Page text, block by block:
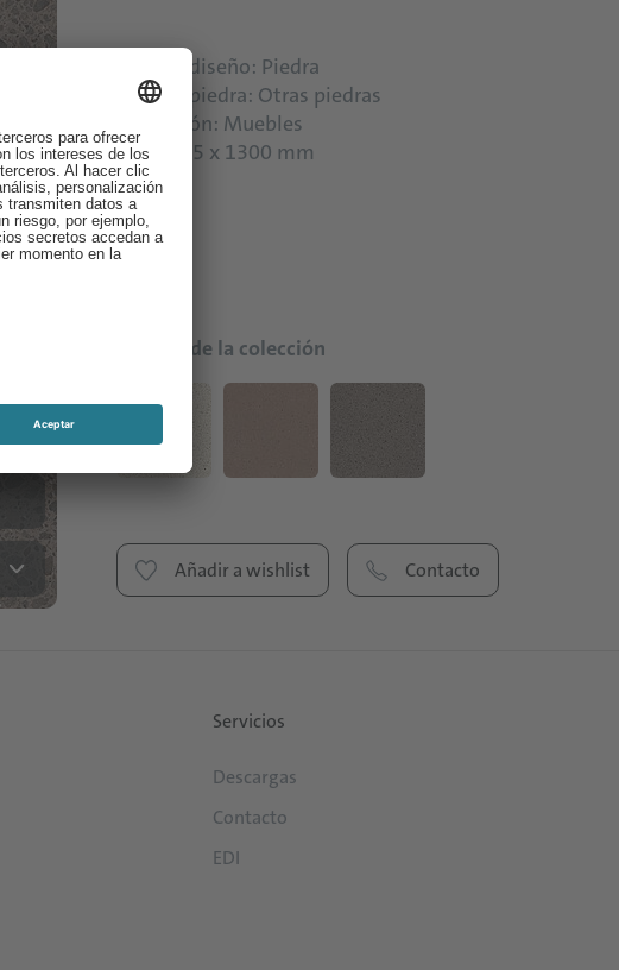
Tipo de diseño: Piedra
Tipo de piedra: Otras piedras
Aplicación: Muebles
Talla: 645 x 1300 mm
Colores de la colección
Añadir a wishlist Contacto
Servicios
Descargas
Contacto
EDI